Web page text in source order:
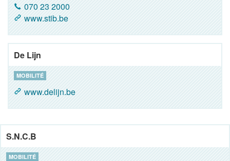
070 23 2000
www.stib.be
De Lijn
MOBILITÉ
www.delijn.be
S.N.C.B
MOBILITÉ